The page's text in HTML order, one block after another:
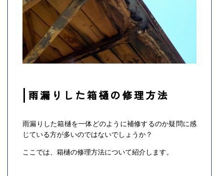
雨漏りした箱樋の修理方法
雨漏りした箱樋を一体どのように補修するのか疑問に感
じている方が多いのではないでしょうか？
ここでは、箱樋の修理方法について紹介します。